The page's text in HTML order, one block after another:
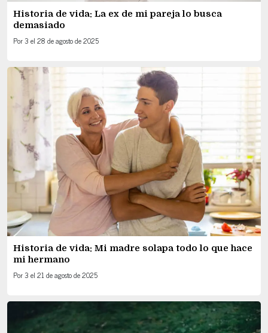
Historia de vida: La ex de mi pareja lo busca
demasiado
Por3 el 28 de agosto de 2025
Historia de vida: Mi madre solapa todo lo que hace
mi hermano
Por3 el 21 de agosto de 2025